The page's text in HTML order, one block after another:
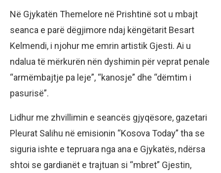
Në Gjykatën Themelore në Prishtinë sot u mbajt
seanca e parë dëgjimore ndaj këngëtarit Besart
Kelmendi, i njohur me emrin artistik Gjesti. Ai u
ndalua të mërkurën nën dyshimin për veprat penale
“armëmbajtje pa leje”, “kanosje” dhe “dëmtim i
pasurisë”.
Lidhur me zhvillimin e seancës gjyqësore, gazetari
Pleurat Salihu në emisionin “Kosova Today” tha se
siguria ishte e tepruara nga ana e Gjykatës, ndërsa
shtoi se gardianët e trajtuan si “mbret” Gjestin,